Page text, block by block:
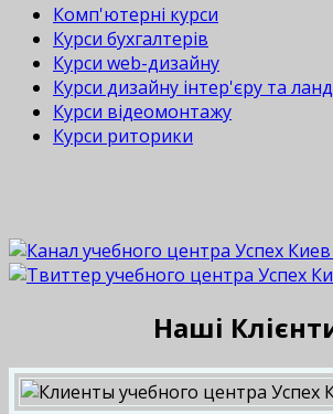
Комп'ютерні курси
Курси бухгалтерів
Курси web-дизайну
Курси дизайну інтер'єру та
Курси відеомонтажу
Курси риторики
Наші